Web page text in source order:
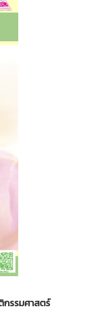
กรรมศาสตร์